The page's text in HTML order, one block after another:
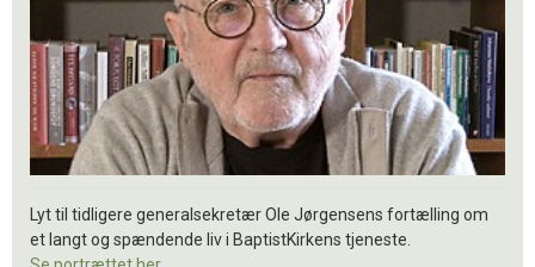
Lyt til tidligere generalsekretær Ole Jørgensens fortælling om
et langt og spændende liv i BaptistKirkens tjeneste.